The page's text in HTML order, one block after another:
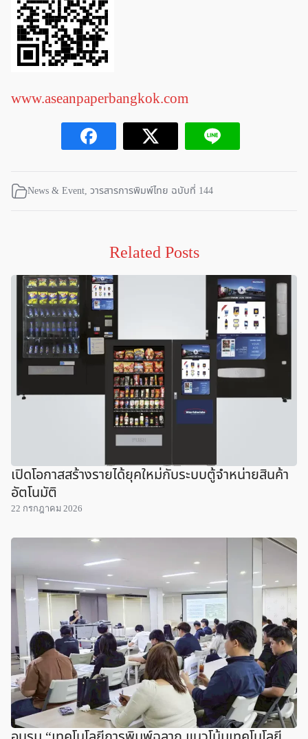
www.aseanpaperbangkok.com
News & Event, วารสารการพิมพ์ไทย ฉบับที่ 144
Related Posts
เปิดโอกาสสร้างรายได้ยุคใหม่กับระบบตู้จำหน่ายสินค้า
อัตโนมัติ
22 กรกฎาคม 2026